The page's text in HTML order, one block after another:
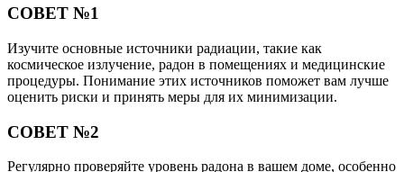
СОВЕТ №1
Изучите основные источники радиации, такие как
космическое излучение, радон в помещениях и медицинские
процедуры. Понимание этих источников поможет вам лучше
оценить риски и принять меры для их минимизации.
СОВЕТ №2
Регулярно проверяйте уровень радона в вашем доме, особенно